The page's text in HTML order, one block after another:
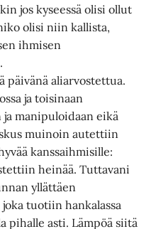
jos kyseessä olisi ollut
olisi niin kallista,
ihmisen
päivänä aliarvostettua.
ja toisinaan
ja manipuloidaan eikä
muinoin autettiin
kanssaihmisille:
heinää. Tuttavani
yllättäen
tuotiin hankalassa
pihalle asti. Lämpöä siitä